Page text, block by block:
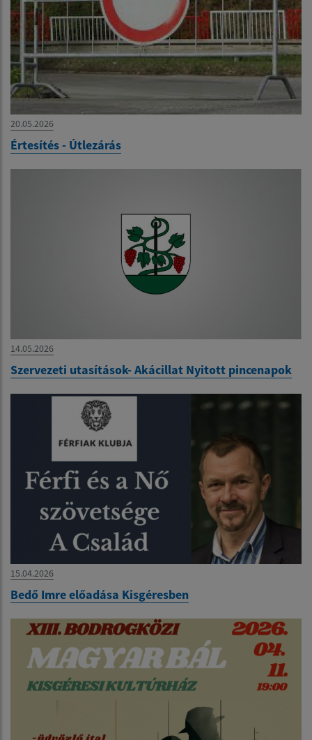
20.05.2026
Értesítés - Útlezárás
14.05.2026
Szervezeti utasítások- Akácillat Nyitott pincenapok
15.04.2026
Bedő Imre előadása Kisgéresben